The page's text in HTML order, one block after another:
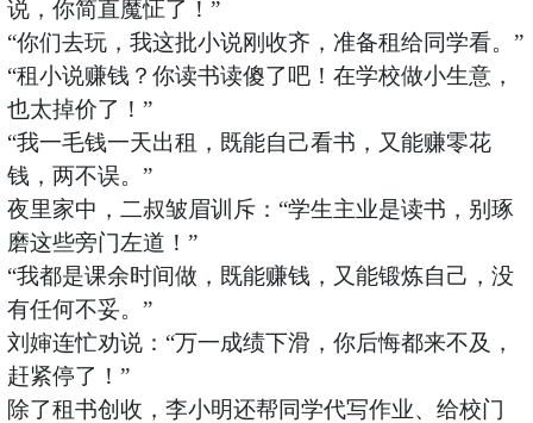
说，你简直魔怔了！”
“你们去玩，我这批小说刚收齐，准备租给同学看。”
“租小说赚钱？你读书读傻了吧！在学校做小生意，
也太掉价了！”
“我一毛钱一天出租，既能自己看书，又能赚零花
钱，两不误。”
夜里家中，二叔皱眉训斥： “学生主业是读书，别琢
磨这些旁门左道！”
“我都是课余时间做，既能赚钱，又能锻炼自己，没
有任何不妥。”
刘婶连忙劝说： “万一成绩下滑，你后悔都来不及，
赶紧停了！”
除了租书创收，李小明还帮同学代写作业、给校门